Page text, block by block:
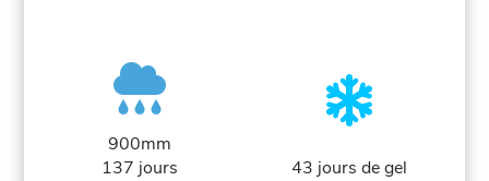
900mm
137 jours
43 jours de gel